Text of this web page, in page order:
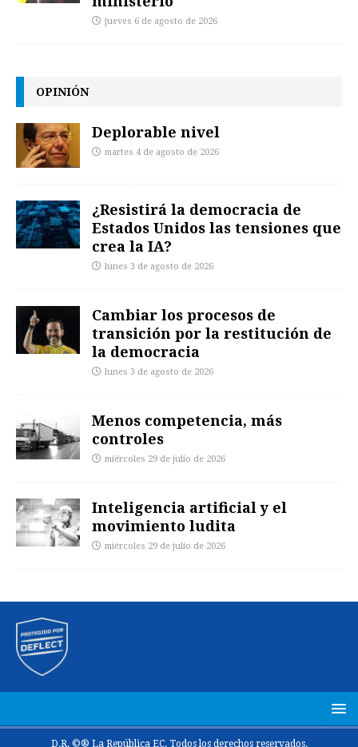
jueves 6 de agosto de 2026
OPINIÓN
Deplorable nivel
martes 4 de agosto de 2026
¿Resistirá la democracia de
Estados Unidos las tensiones que
crea la IA?
lunes 3 de agosto de 2026
Cambiar los procesos de
transición por la restitución de
la democracia
lunes 3 de agosto de 2026
Menos competencia, más
controles
miércoles 29 de julio de 2026
Inteligencia artificial y el
movimiento ludita
miércoles 29 de julio de 2026
D.R. ©® La República EC. Todos los derechos reservados.